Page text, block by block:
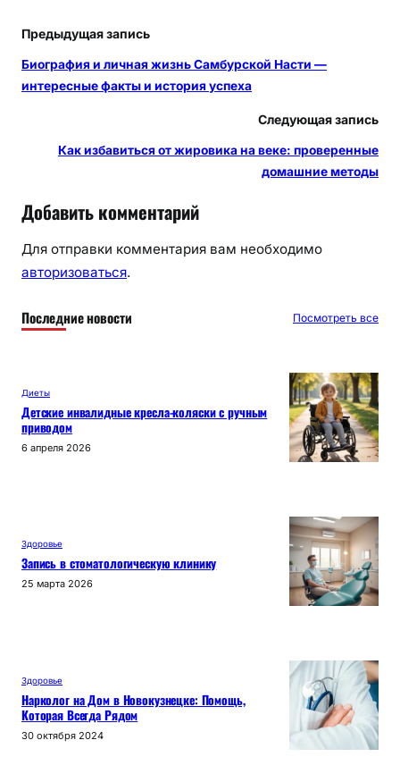
Предыдущая запись
Биография и личная жизнь Самбурской Насти —
интересные факты и история успеха
Следующая запись
Как избавиться от жировика на веке: проверенные
домашние методы
Добавить комментарий
Для отправки комментария вам необходимо
авторизоваться.
Последние новости Посмотреть все
Диеты
Детские инвалидные кресла-коляски с ручным
приводом
6 апреля 2026
Здоровье
Запись в стоматологическую клинику
25 марта 2026
Здоровье
Нарколог на Дом в Новокузнецке: Помощь,
Которая Всегда Рядом
30 октября 2024